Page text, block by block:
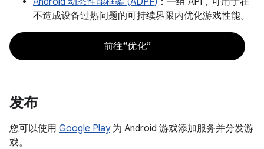
不造成设备过热问题的可持续界限内优化游戏性能。
前往“优化”
发布
您可以使用 Google Play为 Android 游戏添加服务并分发游
戏。